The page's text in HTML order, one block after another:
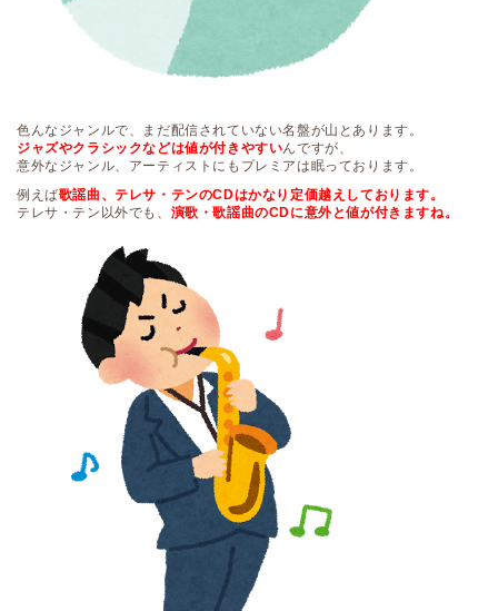
色んなジャンルで、まだ配信されていない名盤が山とあります。
ジャズやクラシックなどは値が付きやすいんですが、
意外なジャンル、アーティストにもプレミアは眠っております。
例えば歌謡曲、テレサ・テンのCDはかなり定価越えしております。
テレサ・テン以外でも、 演歌・歌謡曲のCDに意外と値が付きますね。